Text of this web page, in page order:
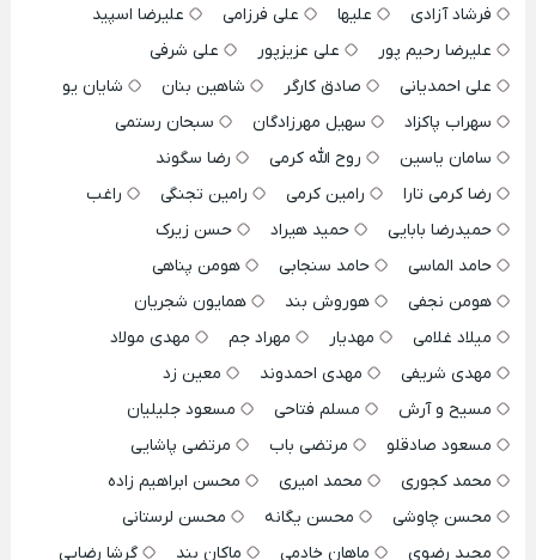
فرشاد آزادی
علیها علی فرزامی
علیرضا اسپید
علیرضا رحیم پور
علی عزیزپور
علی شرفی
علی احمدیانی
صادق کارگر شاهین بنان
شایان یو
سهراب پاکزاد
سهیل مهرزادگان
سبحان رستمی
سامان یاسین
روح الله کرمی
رضا سگوند
رضا کرمی تارا
رامین کرمی رامین تجنگی
راغب
حمیدرضا بابایی
حمید هیراد
حسن زیرک
حامد الماسی
حامد سنجابی
هومن پناهی
هومن نجفی
هوروش بند
همایون شجریان
میلاد غلامی
مهدیار مهراد جم
مهدی مولاد
مهدی شریفی
مهدی احمدوند
معین زد
مسیح و آرش
مسلم فتاحی
مسعود جلیلیان
مسعود صادقلو
مرتضی باب
مرتضی پاشایی
محمد کجوری
محمد امیری
محسن ابراهیم زاده
محسن چاوشی
محسن یگانه
محسن لرستانی
مجید رضوی
ماهان خادمی ماکان بند گرشا رضایی